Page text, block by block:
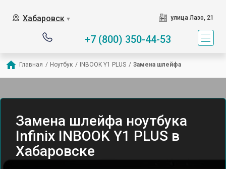
Хабаровск ▼ улица Лазо, 21
+7 (800) 350-44-53
Главная / Ноутбук / INBOOK Y1 PLUS / Замена шлейфа
Замена шлейфа ноутбука
Infinix INBOOK Y1 PLUS в
Хабаровске